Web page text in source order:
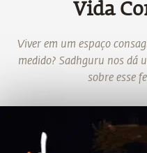
Vida
Viver em um espaço
medido? Sadhguru nos dá
sobre esse